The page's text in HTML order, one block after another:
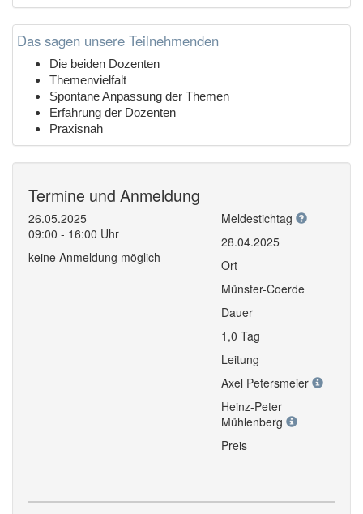
Das sagen unsere Teilnehmenden
Die beiden Dozenten
Themenvielfalt
Spontane Anpassung der Themen
Erfahrung der Dozenten
Praxisnah
Termine und Anmeldung
26.05.2025
09:00 - 16:00 Uhr
keine Anmeldung möglich
Meldestichtag
28.04.2025
Ort
Münster-Coerde
Dauer
1,0 Tag
Leitung
Axel Petersmeier
Heinz-Peter
Mühlenberg
Preis